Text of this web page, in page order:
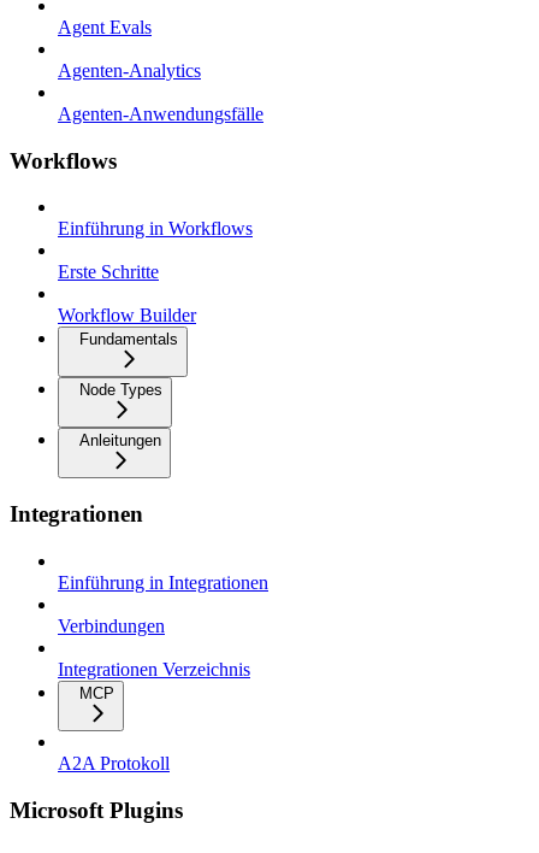
Agent Evals
Agenten-Analytics
Agenten-Anwendungsfälle
Workflows
Einführung in Workflows
Erste Schritte
Workflow Builder
Fundamentals
Node Types
Anleitungen
Integrationen
Einführung in Integrationen
Verbindungen
Integrationen Verzeichnis
MCP
A2A Protokoll
Microsoft Plugins